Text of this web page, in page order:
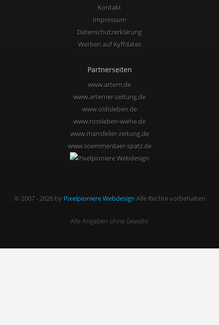
Kontakt
Impressum
Datenschutzerklärung
Werben auf Kyffdates
Partnerseiten
www.artern.de
www.arterner-zeitung.de
www.oldisleben.de
www.rossleben-wiehe.de
www.mansfeller-zeitung.de
www.soemmerdaer-spatz.de
© 2007 - 2026 by Pixelpioniere Webdesign Alle Rechte vorbehalten
Alle Angaben ohne Gewähr